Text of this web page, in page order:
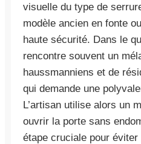
visuelle du type de
modèle ancien en fonte
haute sécurité. Dans le
rencontre souvent un
haussmanniens et de
qui demande une
L’artisan utilise alors un
ouvrir la porte sans
étape cruciale pour